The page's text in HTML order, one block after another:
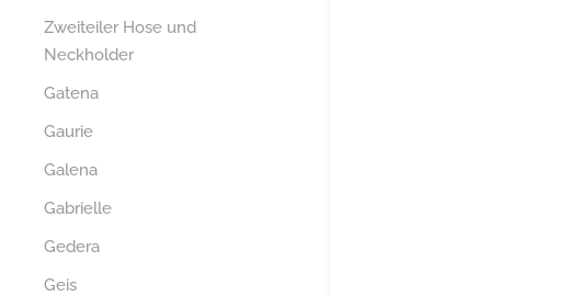
Zweiteiler Hose und
Neckholder
Gatena
Gaurie
Galena
Gabrielle
Gedera
Geis